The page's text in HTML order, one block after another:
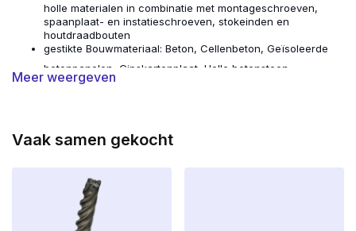
holle materialen in combinatie met montageschroeven,
spaanplaat- en instatieschroeven, stokeinden en
houtdraadbouten
gestikte Bouwmateriaal: Beton, Cellenbeton, Geïsoleerde
betonpanelen, Gipskartonplaat, Holle betonsteen –
betonblokken, Holle kalkzandsteen – silicaatsteen, Holle
Meer weergeven
Vaak samen gekocht